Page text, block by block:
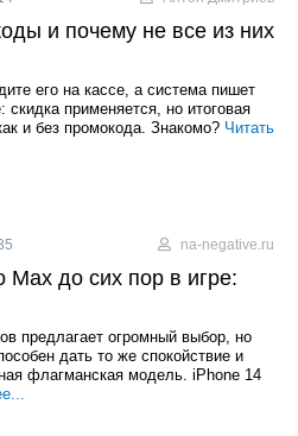
и почему не все из них
его на кассе, а система пишет
применяется, но итоговая
и без промокода. Знакомо? Читать
na-negative.ru
до сих пор в игре:
предлагает огромный выбор, но
дать то же спокойствие и
флагманская модель. iPhone 14